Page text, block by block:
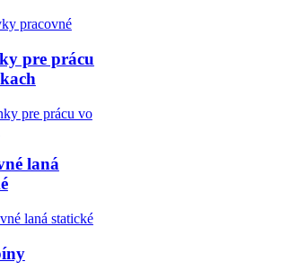
pre prácu
laná